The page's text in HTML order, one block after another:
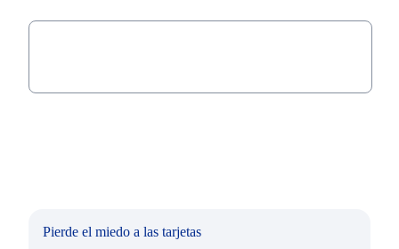
Pierde el miedo a las tarjetas